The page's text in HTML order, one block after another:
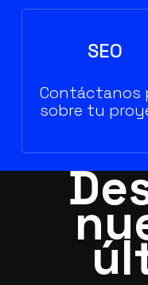
SEO
Contáctanos
sobre tu